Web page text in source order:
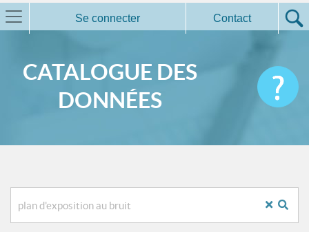
Se connecter Contact
CATALOGUE DES
DONNÉES